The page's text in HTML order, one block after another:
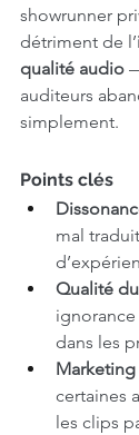
showrunner
détriment de l’
qualité audio
auditeurs
simplement.
Points clés
mal
Qualité
ignorance
dans les
certaines
les clips